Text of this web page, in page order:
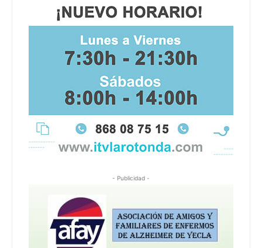
- Publicidad -